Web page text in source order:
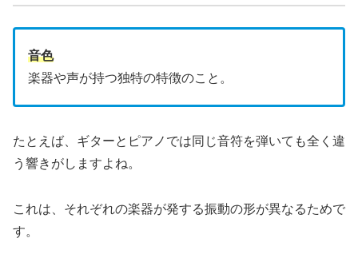
音色
楽器や声が持つ独特の特徴のこと。
たとえば、ギターとピアノでは同じ音符を弾いても全く違
う響きがしますよね。
これは、それぞれの楽器が発する振動の形が異なるためで
す。